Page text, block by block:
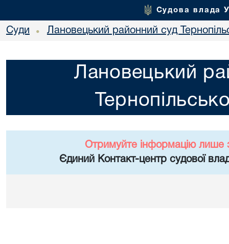
Судова влада
Суди • Лановецький районний суд
Лановецький
Отримуйте інформацію лише
Єдиний Контакт-центр судової